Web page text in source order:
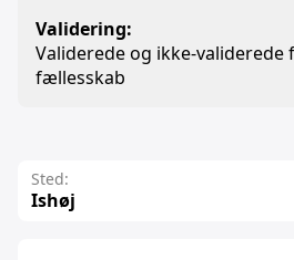
Validering:
Validerede og ikke-
fællesskab
Sted:
Ishøj